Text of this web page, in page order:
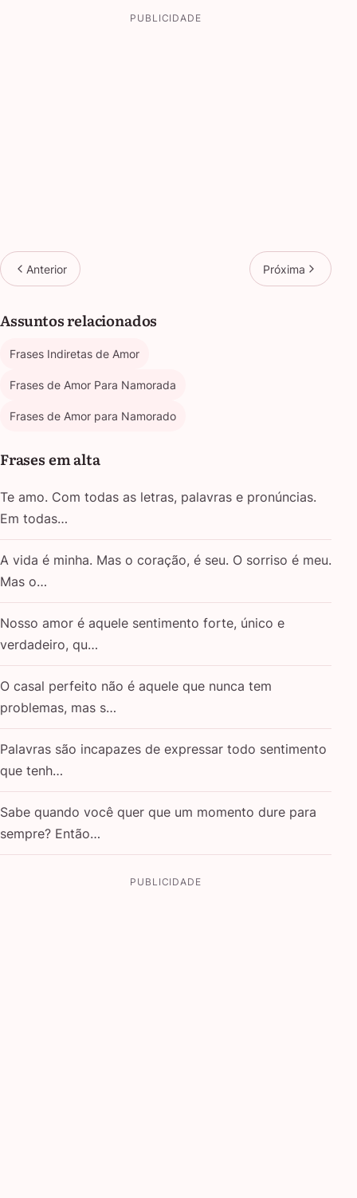
PUBLICIDADE
Anterior Próxima
Assuntos relacionados
Frases Indiretas de Amor
Frases de Amor Para Namorada
Frases de Amor para Namorado
Frases em alta
Te amo. Com todas as letras, palavras e pronúncias.
Em todas…
A vida é minha. Mas o coração, é seu. O sorriso é meu.
Mas o…
Nosso amor é aquele sentimento forte, único e
verdadeiro, qu…
O casal perfeito não é aquele que nunca tem
problemas, mas s…
Palavras são incapazes de expressar todo sentimento
que tenh…
Sabe quando você quer que um momento dure para
sempre? Então…
PUBLICIDADE